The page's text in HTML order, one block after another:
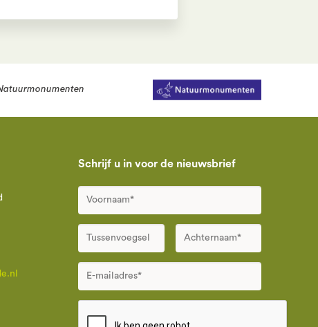
Schrijf u in voor de nieuwsbrief